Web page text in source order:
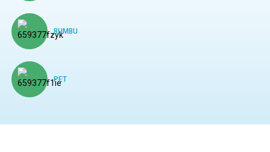
BUMBU
PET